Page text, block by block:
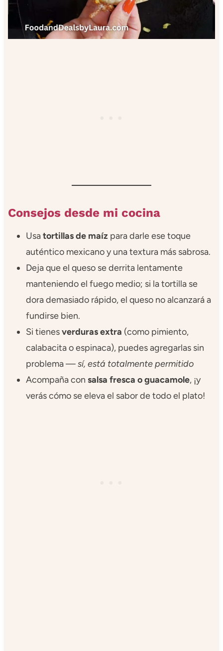
Consejos desde mi cocina
Usatortillas de maíz para darle ese toque
auténtico mexicano y una textura más sabrosa.
Deja que el queso se derrita lentamente
manteniendo el fuego medio; si la tortilla se
dora demasiado rápido, el queso no alcanzará a
fundirse bien.
Si tienesverduras extra (como pimiento,
calabacita o espinaca), puedes agregarlas sin
problema —sí, está totalmente permitido
Acompaña con salsa fresca o guacamole, ¡y
verás cómo se eleva el sabor de todo el plato!